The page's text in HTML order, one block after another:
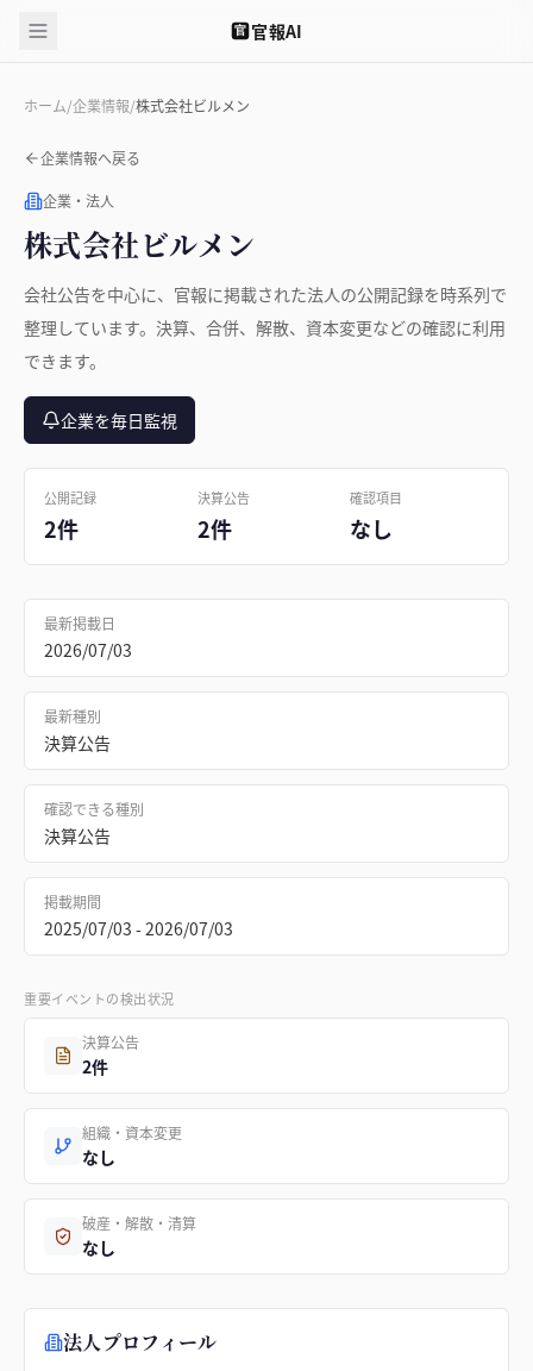
官 官報AI
ホーム/企業情報/株式会社ビルメン
企業情報へ戻る
企業・法人
株式会社ビルメン
会社公告を中心に、官報に掲載された法人の公開記録を時系列で
整理しています。決算、合併、解散、資本変更などの確認に利用
できます。
企業を毎日監視
公開記録
2件
決算公告
2件
確認項目
なし
最新掲載日
2026/07/03
最新種別
決算公告
確認できる種別
決算公告
掲載期間
2025/07/03 - 2026/07/03
重要イベントの検出状況
決算公告
2件
組織・資本変更
なし
破産・解散・清算
なし
法人プロフィール